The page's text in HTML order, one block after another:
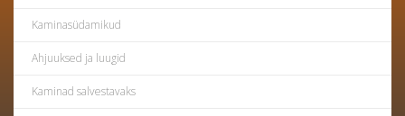
Kaminasüdamikud
Ahjuuksed ja luugid
Kaminad salvestavaks